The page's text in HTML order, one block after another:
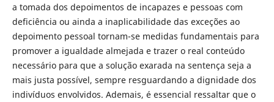
a tomada dos depoimentos de incapazes e pessoas com
deficiência ou ainda a inaplicabilidade das exceções ao
depoimento pessoal tornam-se medidas fundamentais para
promover a igualdade almejada e trazer o real conteúdo
necessário para que a solução exarada na sentença seja a
mais justa possível, sempre resguardando a dignidade dos
indivíduos envolvidos. Ademais, é essencial ressaltar que o